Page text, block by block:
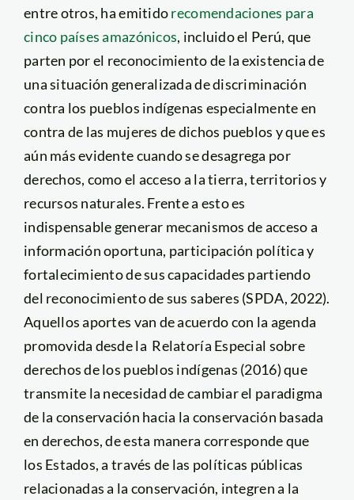
entre otros, ha emitidorecomendaciones para
cinco países amazónicos, incluido el Perú, que
parten por el reconocimiento de la existencia de
una situación generalizada de discriminación
contra los pueblos indígenas especialmente en
contra de las mujeres de dichos pueblos y que es
aún más evidente cuando se desagrega por
derechos, como el acceso a la tierra, territorios y
recursos naturales. Frente a esto es
indispensable generar mecanismos de acceso a
información oportuna, participación política y
fortalecimiento de sus capacidades partiendo
del reconocimiento de sus saberes (SPDA, 2022).
Aquellos aportes van de acuerdo con la agenda
promovida desde la Relatoría Especial sobre
derechos de los pueblos indígenas (2016) que
transmite la necesidad de cambiar el paradigma
de la conservación hacia la conservación basada
en derechos, de esta manera corresponde que
los Estados, a través de las políticas públicas
relacionadas a la conservación, integren a la